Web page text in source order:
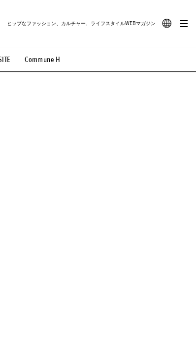
Commune H
ヒップなファッション、カルチャー、ライフスタイルWEBマガジン
ぃーん。 #MONTHLY JOURNAL
#LIFESTYLE #SNEAKER #OUTDOOR